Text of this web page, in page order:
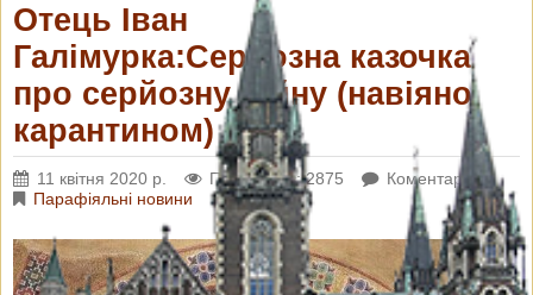
Отець Іван
Галімурка:Серйозна казочка
про серйозну війну (навіяно
карантином)
11 квітня 2020 р. Переглядів: 2875
Коментарі: 0
Парафіяльні новини